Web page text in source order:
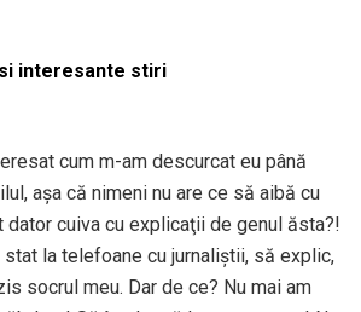
interesante stiri
cum m-am descurcat eu până
aşa că nimeni nu are ce să aibă cu
dator cuiva cu explicaţii de genul ăsta?!
la telefoane cu jurnaliştii, să explic,
socrul meu. Dar de ce? Nu mai am